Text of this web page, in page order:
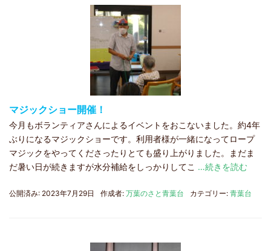
マジックショー開催！
今月もボランティアさんによるイベントをおこないました。約4年
ぶりになるマジックショーです。利用者様が一緒になってロープ
マジックをやってくださったりとても盛り上がりました。まだま
だ暑い日が続きますが水分補給をしっかりしてこ …続きを読む
公開済み: 2023年7月29日 作成者: 万葉のさと青葉台 カテゴリー: 青葉台